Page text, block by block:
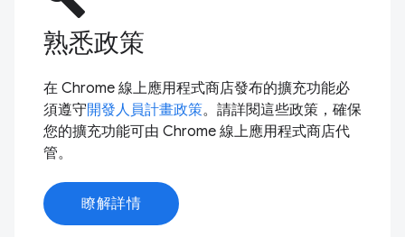
熟悉政策
在 Chrome 線上應用程式商店發布的擴充功能必
須遵守開發人員計畫政策。請詳閱這些政策，確保
您的擴充功能可由 Chrome 線上應用程式商店代
管。
瞭解詳情